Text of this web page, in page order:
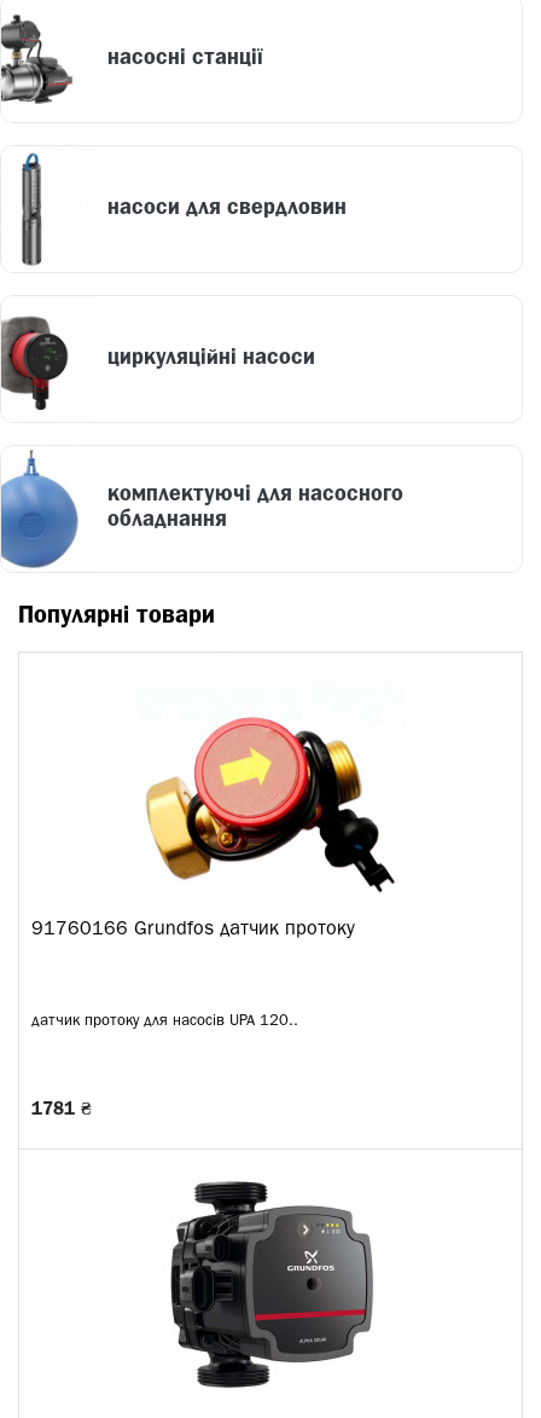
насосні станції
насоси для свердловин
циркуляційні насоси
комплектуючі для насосного
обладнання
Популярні товари
91760166 Grundfos датчик протоку
датчик протоку для насосів UPA 120..
1781 ₴